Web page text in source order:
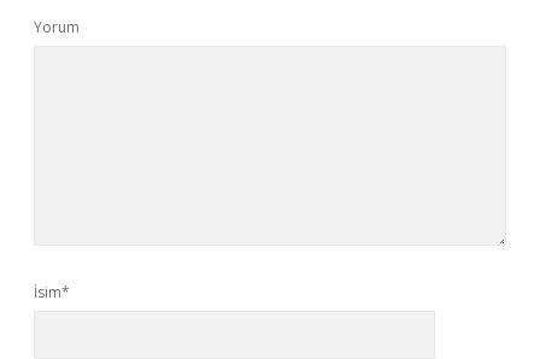
Yorum
İsim*